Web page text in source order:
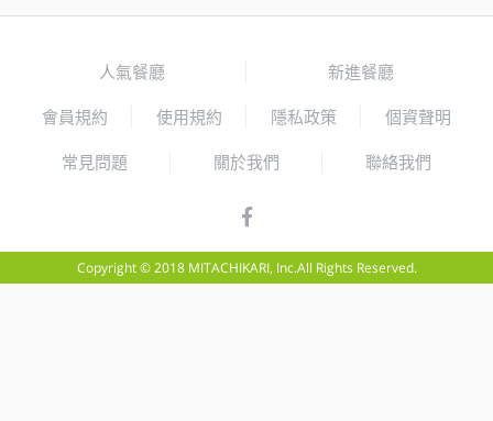
人氣餐廳 新進餐廳
會員規約 使用規約 隱私政策 個資聲明
常見問題 關於我們 聯絡我們
Copyright © 2018 MITACHIKARI, Inc.All Rights Reserved.